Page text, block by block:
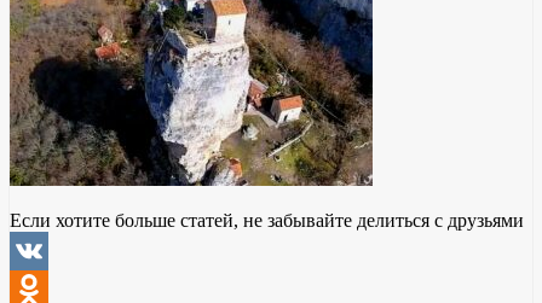
Если хотите больше статей, не забывайте делиться с друзьями
VK